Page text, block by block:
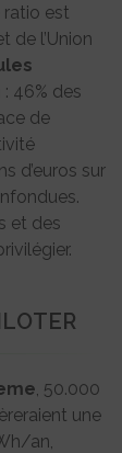
ratio est
de l’Union
46% des
de
d’euros sur
et des
, 50.000
une
an,